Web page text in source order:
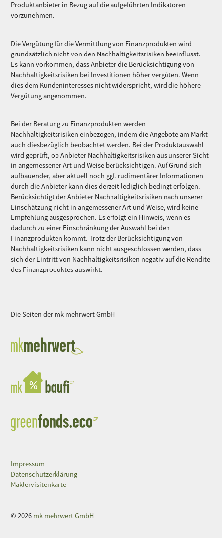
Produktanbieter in Bezug auf die aufgeführten Indikatoren
vorzunehmen.
Die Vergütung für die Vermittlung von Finanzprodukten wird
grundsätzlich nicht von den Nachhaltigkeitsrisiken beeinflusst.
Es kann vorkommen, dass Anbieter die Berücksichtigung von
Nachhaltigkeitsrisiken bei Investitionen höher vergüten. Wenn
dies dem Kundeninteresses nicht widerspricht, wird die höhere
Vergütung angenommen.
Bei der Beratung zu Finanzprodukten werden
Nachhaltigkeitsrisiken einbezogen, indem die Angebote am Markt
auch diesbezüglich beobachtet werden. Bei der Produktauswahl
wird geprüft, ob Anbieter Nachhaltigkeitsrisiken aus unserer Sicht
in angemessener Art und Weise berücksichtigen. Auf Grund sich
aufbauender, aber aktuell noch ggf. rudimentärer Informationen
durch die Anbieter kann dies derzeit lediglich bedingt erfolgen.
Berücksichtigt der Anbieter Nachhaltigkeitsrisiken nach unserer
Einschätzung nicht in angemessener Art und Weise, wird keine
Empfehlung ausgesprochen. Es erfolgt ein Hinweis, wenn es
dadurch zu einer Einschränkung der Auswahl bei den
Finanzprodukten kommt. Trotz der Berücksichtigung von
Nachhaltigkeitsrisiken kann nicht ausgeschlossen werden, dass
sich der Eintritt von Nachhaltigkeitsrisiken negativ auf die Rendite
des Finanzproduktes auswirkt.
Die Seiten der mk mehrwert GmbH
Impressum
Datenschutzerklärung
Maklervisitenkarte
© 2026 mk mehrwert GmbH